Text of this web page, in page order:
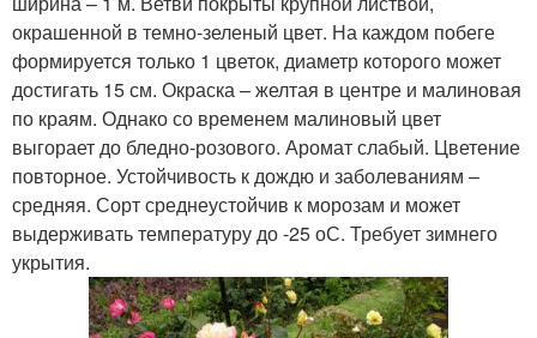
окрашенной в темно-зеленый цвет. На каждом побеге
формируется только 1 цветок, диаметр которого может
достигать 15 см. Окраска – желтая в центре и малиновая
по краям. Однако со временем малиновый цвет
выгорает до бледно-розового. Аромат слабый. Цветение
повторное. Устойчивость к дождю и заболеваниям –
средняя. Сорт среднеустойчив к морозам и может
выдерживать температуру до -25 оС. Требует зимнего
укрытия.